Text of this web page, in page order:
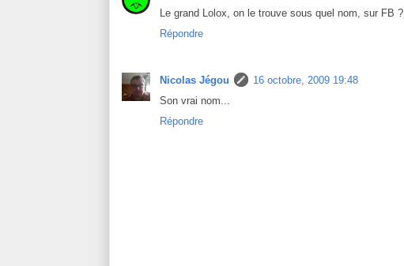
Le grand Lolox, on le trouve sous quel nom, sur FB ?
Répondre
Nicolas Jégou
16 octobre, 2009 19:48
Son vrai nom...
Répondre